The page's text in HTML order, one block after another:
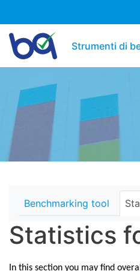
Main
Strumenti di
Benchmarking tool
Statistics
In this section you may find